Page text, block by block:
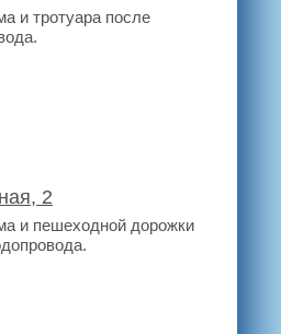
и тротуара после
2
и пешеходной дорожки